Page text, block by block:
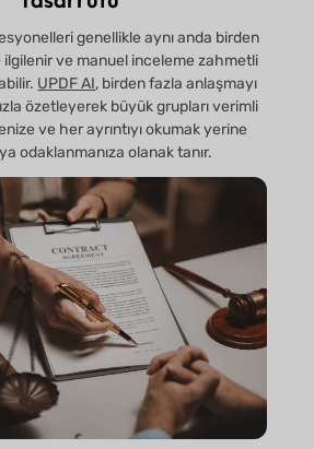
genellikle aynı anda birden
ilgilenir ve manuel inceleme zahmetli
UPDF AI, birden fazla anlaşmayı
özetleyerek büyük grupları verimli
ve her ayrıntıyı okumak yerine
odaklanmanıza olanak tanır.